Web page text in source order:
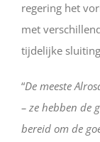
regering het
met
tijdelijke
“De meeste
– ze hebben de
bereid om de